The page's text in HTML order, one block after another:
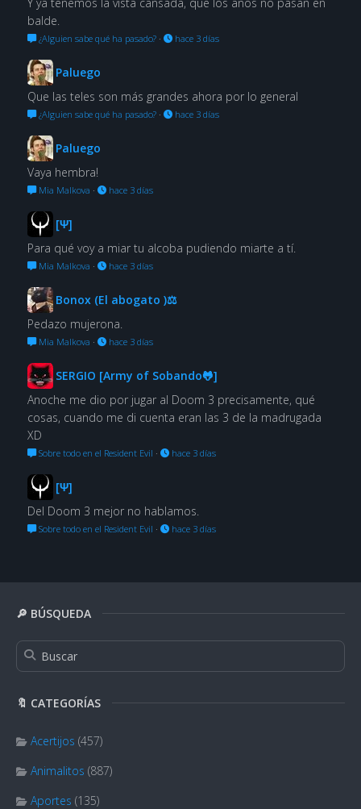
🔎 BÚSQUEDA
🔖 CATEGORÍAS
Acertijos (457)
Animalitos (887)
Aportes (135)
balde.
¿Alguien sabe qué ha pasado?· hace 3 días
Paluego
Que las teles son más grandes ahora por lo general
¿Alguien sabe qué ha pasado?· hace 3 días
Paluego
Vaya hembra!
Mia Malkova · hace 3 días
[Ψ]
Para qué voy a miar tu alcoba pudiendo miarte a tí.
Mia Malkova · hace 3 días
Bonox (El abogato )⚖
Pedazo mujerona.
Mia Malkova · hace 3 días
SERGIO [Army of Sobando🐸]
Anoche me dio por jugar al Doom 3 precisamente, qué
cosas, cuando me di cuenta eran las 3 de la madrugada
XD
Sobre todo en el Resident Evil · hace 3 días
[Ψ]
Del Doom 3 mejor no hablamos.
Sobre todo en el Resident Evil · hace 3 días